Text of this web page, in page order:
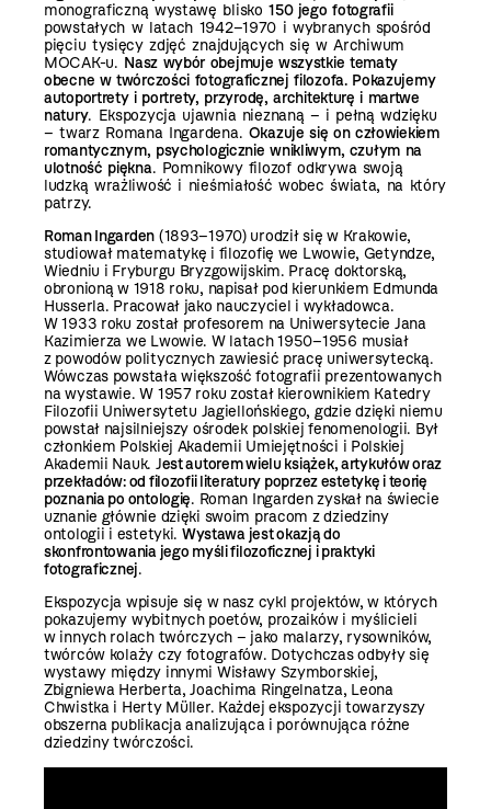
monograficzną wystawę blisko150 jego fotografii
powstałych w latach 1942–1970 i wybranych spośród
pięciu tysięcy zdjęć znajdujących się w Archiwum
MOCAK-u. Nasz wybór obejmuje wszystkie tematy
obecne w twórczości fotograficznej filozofa. Pokazujemy
autoportrety i portrety, przyrodę, architekturę i martwe
natury. Ekspozycja ujawnia nieznaną – i pełną wdzięku
– twarz Romana Ingardena. Okazuje się on człowiekiem
romantycznym, psychologicznie wnikliwym, czułym na
ulotność piękna. Pomnikowy filozof odkrywa swoją
ludzką wrażliwość i nieśmiałość wobec świata, na który
patrzy.
Roman Ingarden (1893–1970) urodził się w Krakowie,
studiował matematykę i filozofię we Lwowie, Getyndze,
Wiedniu i Fryburgu Bryzgowijskim. Pracę doktorską,
obronioną w 1918 roku, napisał pod kierunkiem Edmunda
Husserla. Pracował jako nauczyciel i wykładowca.
W 1933 roku został profesorem na Uniwersytecie Jana
Kazimierza we Lwowie. W latach 1950–1956 musiał
z powodów politycznych zawiesić pracę uniwersytecką.
Wówczas powstała większość fotografii prezentowanych
na wystawie. W 1957 roku został kierownikiem Katedry
Filozofii Uniwersytetu Jagiellońskiego, gdzie dzięki niemu
powstał najsilniejszy ośrodek polskiej fenomenologii. Był
członkiem Polskiej Akademii Umiejętności i Polskiej
Akademii Nauk. Jest autorem wielu książek, artykułów oraz
przekładów: od filozofii literatury poprzez estetykę i teorię
poznania po ontologię. Roman Ingarden zyskał na świecie
uznanie głównie dzięki swoim pracom z dziedziny
ontologii i estetyki. Wystawa jest okazją do
skonfrontowania jego myśli filozoficznej i praktyki
fotograficznej.
Ekspozycja wpisuje się w nasz cykl projektów, w których
pokazujemy wybitnych poetów, prozaików i myślicieli
w innych rolach twórczych – jako malarzy, rysowników,
twórców kolaży czy fotografów. Dotychczas odbyły się
wystawy między innymi Wisławy Szymborskiej,
Zbigniewa Herberta, Joachima Ringelnatza, Leona
Chwistka i Herty Müller. Każdej ekspozycji towarzyszy
obszerna publikacja analizująca i porównująca różne
dziedziny twórczości.